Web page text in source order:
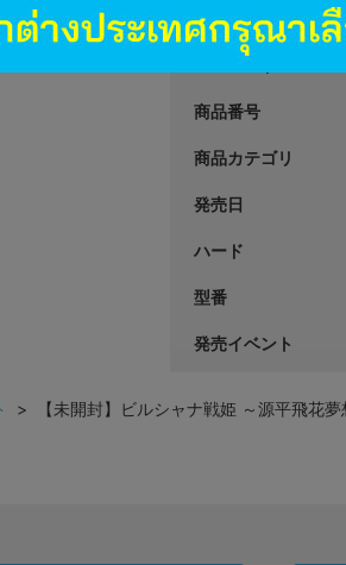
JANコード
商品番号
商品カテゴリ
発売日
ハード
型番
発売イベント
> 【未開封】ビルシャナ戦姫 ～源平飛花